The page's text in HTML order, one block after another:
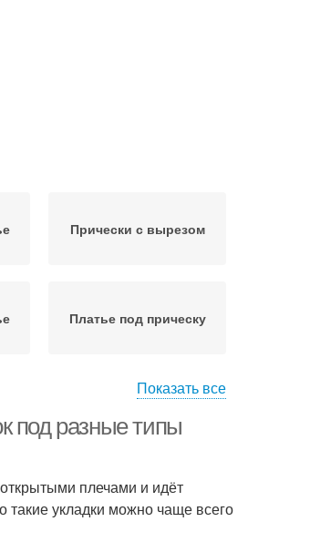
Прически с вырезом
Платье под прическу
Прически для
открытого декольте
Причёски для платьев
Показать все
под разные типы
плечами и идёт
укладки можно чаще всего